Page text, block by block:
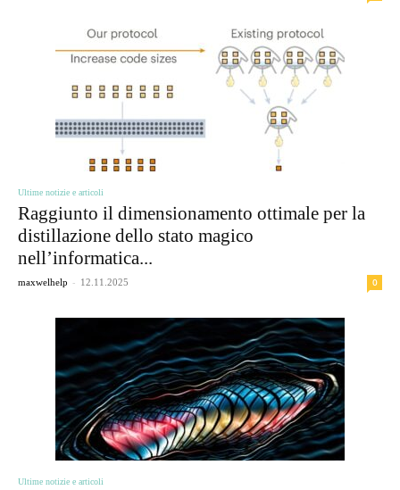
Ultime notizie e articoli
Raggiunto il dimensionamento ottimale per la
distillazione dello stato magico
nell’informatica...
maxwelhelp - 12.11.2025 0
Ultime notizie e articoli